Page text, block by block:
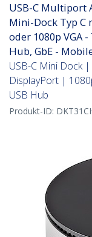
USB-C Multiport
Mini-Dock Typ C
oder 1080p VGA
Hub, GbE -
USB-C Mini Dock
DisplayPort |
USB Hub
Produkt-ID: